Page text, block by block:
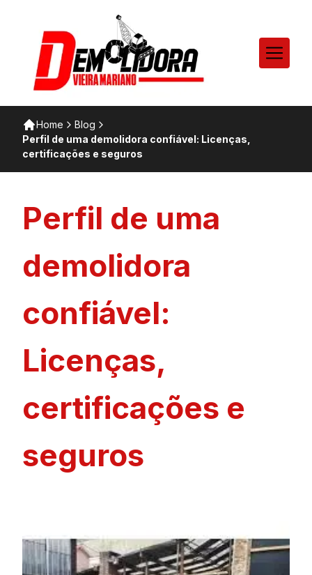
Home
Blog
Perfil de uma demolidora confiável: Licenças,
certificações e seguros
Perfil de uma
demolidora
confiável:
Licenças,
certificações e
seguros